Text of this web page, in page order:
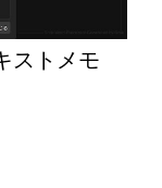
ストメモ